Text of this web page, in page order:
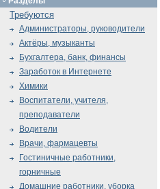
Требуются
Администраторы, руководители
Актёры, музыканты
Бухгалтера, банк, финансы
Заработок в Интернете
Химики
Воспитатели, учителя,
преподаватели
Водители
Врачи, фармацевты
Гостиничные работники,
горничные
Домашние работники, уборка